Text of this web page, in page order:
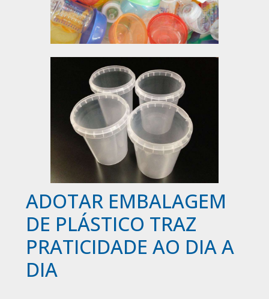
ADOTAR EMBALAGEM
DE PLÁSTICO TRAZ
PRATICIDADE AO DIA A
DIA